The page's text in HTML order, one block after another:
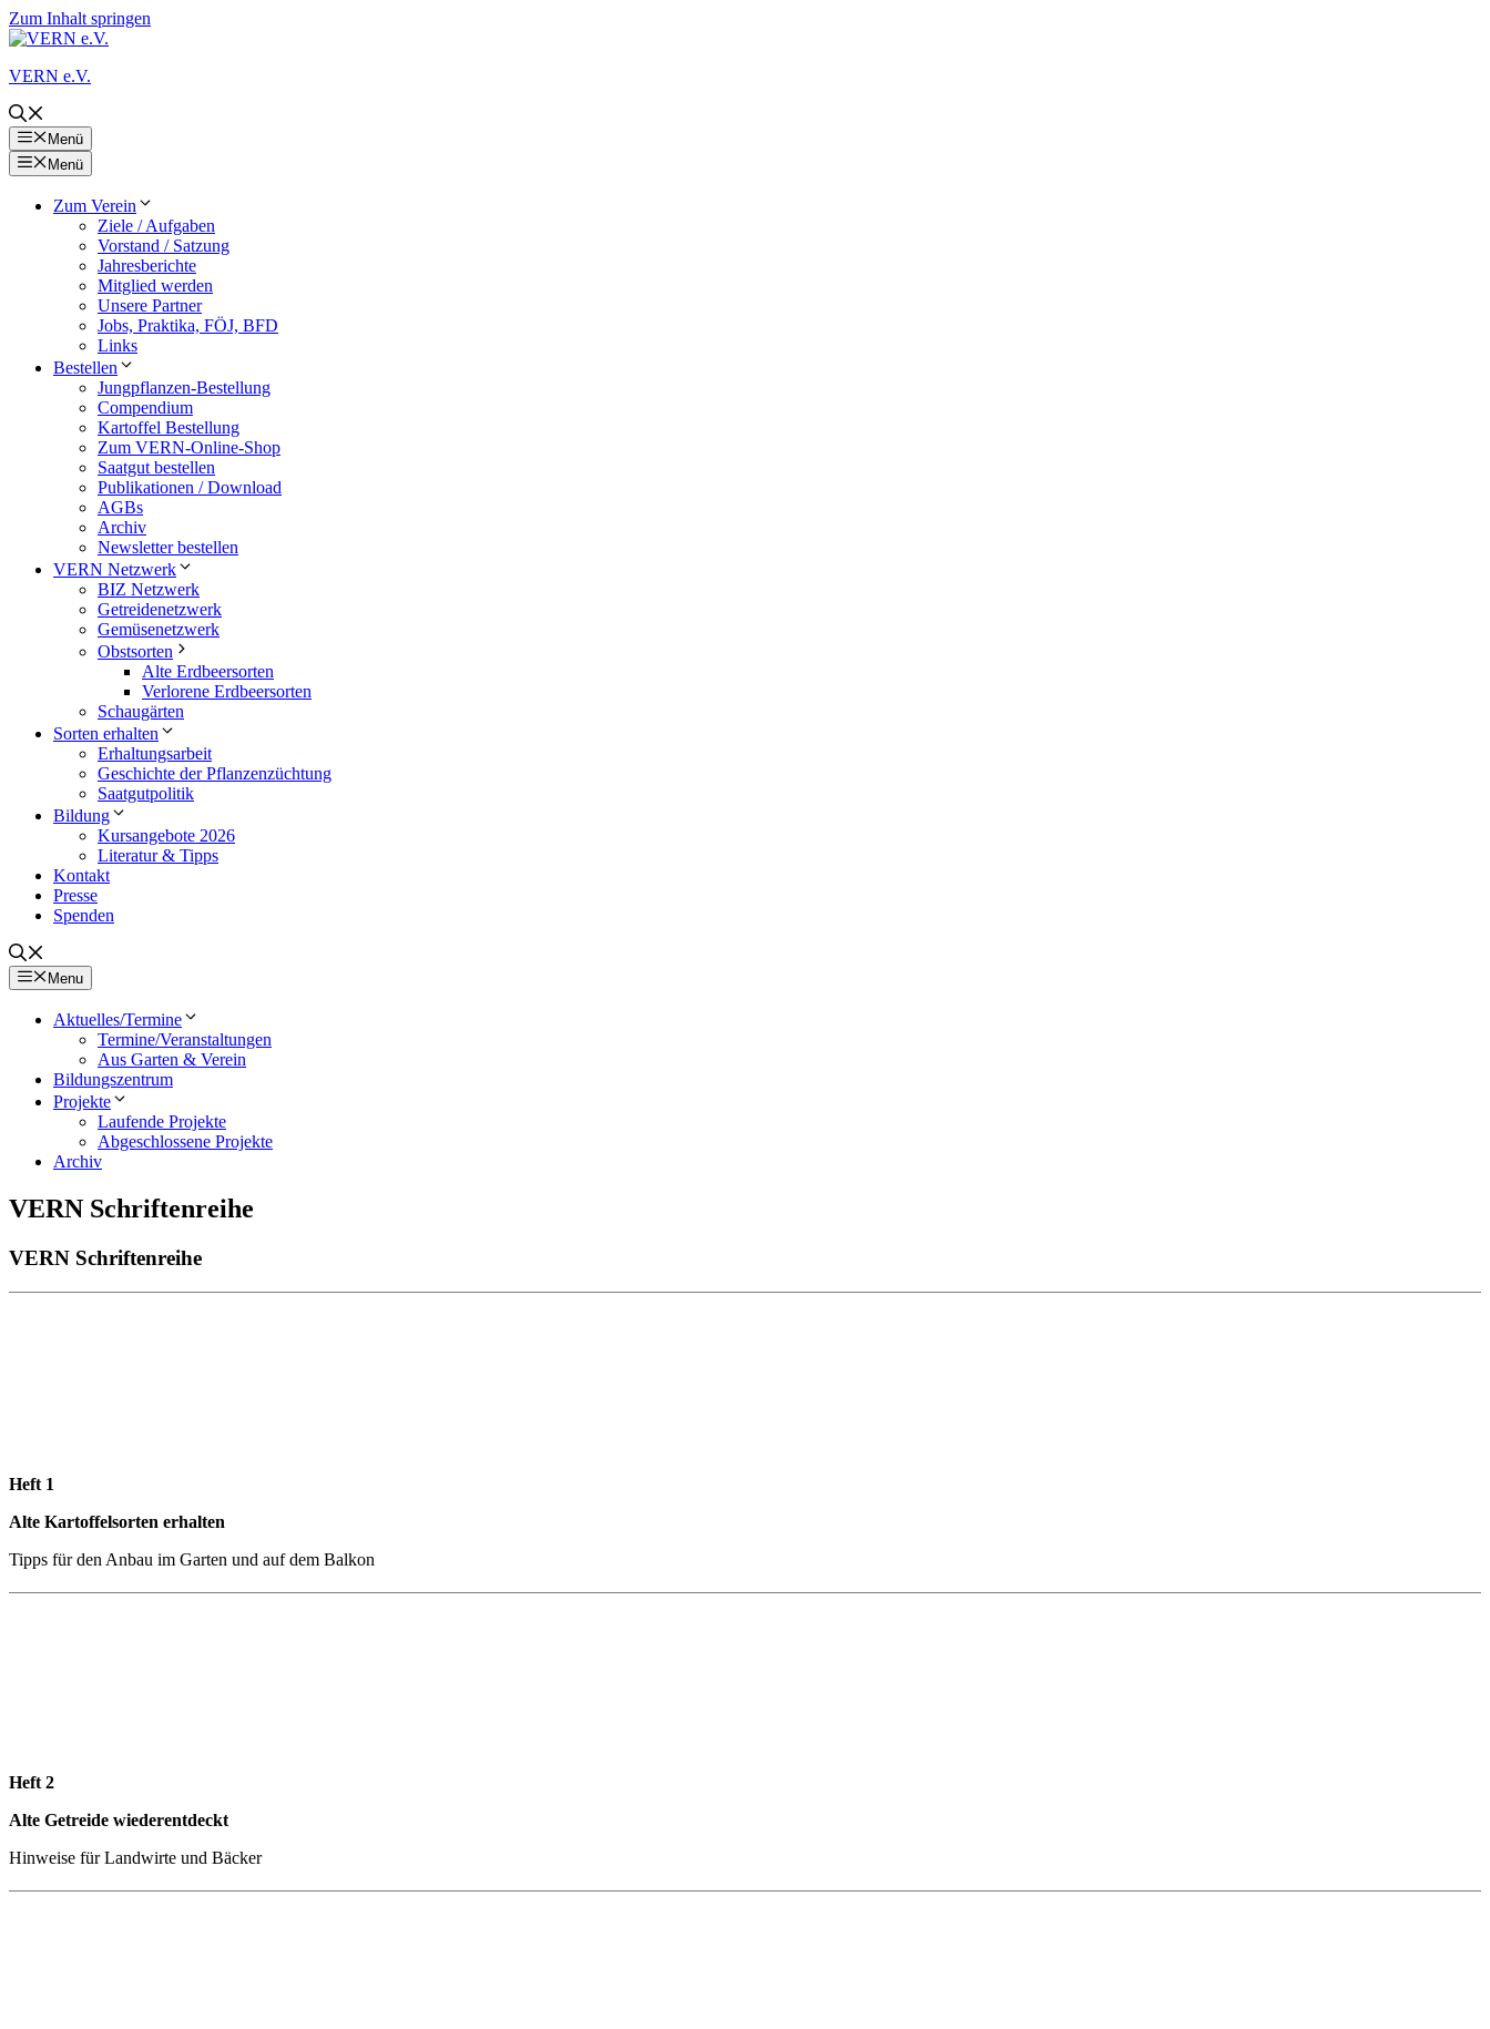
Zum Inhalt springen
VERN e.V.
Menü
Menü
Zum Verein
Ziele / Aufgaben
Vorstand / Satzung
Jahresberichte
Mitglied werden
Unsere Partner
Jobs, Praktika, FÖJ, BFD
Links
Bestellen
Jungpflanzen-Bestellung
Compendium
Kartoffel Bestellung
Zum VERN-Online-Shop
Saatgut bestellen
Publikationen / Download
AGBs
Archiv
Newsletter bestellen
VERN Netzwerk
BIZ Netzwerk
Getreidenetzwerk
Gemüsenetzwerk
Obstsorten
Alte Erdbeersorten
Verlorene Erdbeersorten
Schaugärten
Sorten erhalten
Erhaltungsarbeit
Geschichte der Pflanzenzüchtung
Saatgutpolitik
Bildung
Kursangebote 2026
Literatur & Tipps
Kontakt
Presse
Spenden
Menu
Aktuelles/Termine
Termine/Veranstaltungen
Aus Garten & Verein
Bildungszentrum
Projekte
Laufende Projekte
Abgeschlossene Projekte
Archiv
VERN Schriftenreihe
VERN Schriftenreihe
Heft 1
Alte Kartoffelsorten erhalten
Tipps für den Anbau im Garten und auf dem Balkon
Heft 2
Alte Getreide wiederentdeckt
Hinweise für Landwirte und Bäcker